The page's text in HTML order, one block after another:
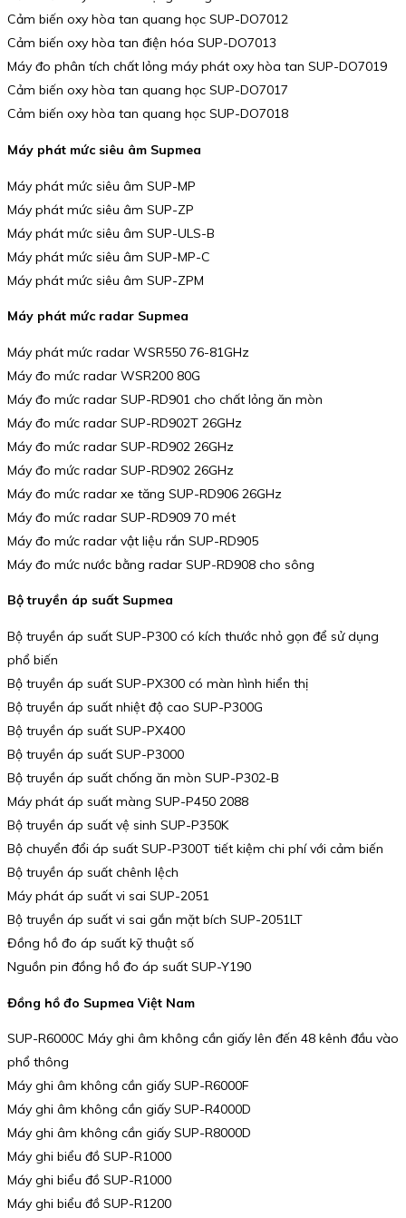
Cảm biến oxy hòa tan quang học SUP-DO7012
Cảm biến oxy hòa tan điện hóa SUP-DO7013
Máy đo phân tích chất lỏng máy phát oxy hòa tan SUP-DO7019
Cảm biến oxy hòa tan quang học SUP-DO7017
Cảm biến oxy hòa tan quang học SUP-DO7018
Máy phát mức siêu âm Supmea
Máy phát mức siêu âm SUP-MP
Máy phát mức siêu âm SUP-ZP
Máy phát mức siêu âm SUP-ULS-B
Máy phát mức siêu âm SUP-MP-C
Máy phát mức siêu âm SUP-ZPM
Máy phát mức radar Supmea
Máy phát mức radar WSR550 76-81GHz
Máy đo mức radar WSR200 80G
Máy đo mức radar SUP-RD901 cho chất lỏng ăn mòn
Máy đo mức radar SUP-RD902T 26GHz
Máy đo mức radar SUP-RD902 26GHz
Máy đo mức radar SUP-RD902 26GHz
Máy đo mức radar xe tăng SUP-RD906 26GHz
Máy đo mức radar SUP-RD909 70 mét
Máy đo mức radar vật liệu rắn SUP-RD905
Máy đo mức nước bằng radar SUP-RD908 cho sông
Bộ truyền áp suất Supmea
Bộ truyền áp suất SUP-P300 có kích thước nhỏ gọn để sử dụng
phổ biến
Bộ truyền áp suất SUP-PX300 có màn hình hiển thị
Bộ truyền áp suất nhiệt độ cao SUP-P300G
Bộ truyền áp suất SUP-PX400
Bộ truyền áp suất SUP-P3000
Bộ truyền áp suất chống ăn mòn SUP-P302-B
Máy phát áp suất màng SUP-P450 2088
Bộ truyền áp suất vệ sinh SUP-P350K
Bộ chuyển đổi áp suất SUP-P300T tiết kiệm chi phí với cảm biến
Bộ truyền áp suất chênh lệch
Máy phát áp suất vi sai SUP-2051
Bộ truyền áp suất vi sai gắn mặt bích SUP-2051LT
Đồng hồ đo áp suất kỹ thuật số
Nguồn pin đồng hồ đo áp suất SUP-Y190
Đồng hồ đo Supmea Việt Nam
SUP-R6000C Máy ghi âm không cần giấy lên đến 48 kênh đầu vào
phổ thông
Máy ghi âm không cần giấy SUP-R6000F
Máy ghi âm không cần giấy SUP-R4000D
Máy ghi âm không cần giấy SUP-R8000D
Máy ghi biểu đồ SUP-R1000
Máy ghi biểu đồ SUP-R1000
Máy ghi biểu đồ SUP-R1200